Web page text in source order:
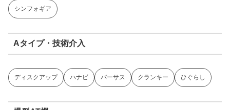
シンフォギア
Aタイプ・技術介入
ディスクアップ ハナビ バーサス クランキー ひぐらし